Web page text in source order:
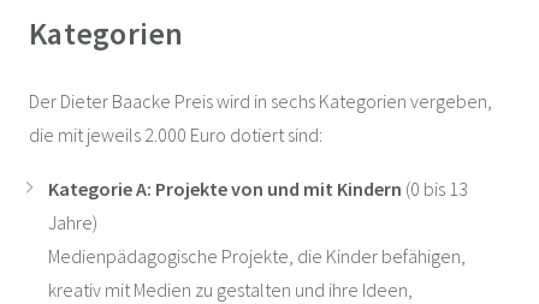
Kategorien
Der Dieter Baacke Preis wird in sechs Kategorien vergeben,
die mit jeweils 2.000 Euro dotiert sind:
Kategorie A: Projekte von und mit Kindern (0 bis 13
Jahre)
Medienpädagogische Projekte, die Kinder befähigen,
kreativ mit Medien zu gestalten und ihre Ideen,